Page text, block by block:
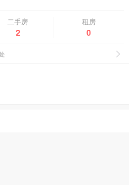
二手房
2
租房
0